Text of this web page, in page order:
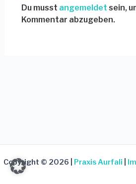
Du musst angemeldet sein,
Kommentar abzugeben.
Copyright © 2026 | Praxis Aurfali